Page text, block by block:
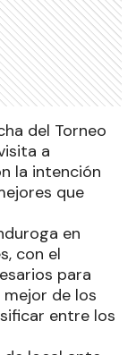
del Torneo
a
la intención
que
en
con el
para
de los
entre los